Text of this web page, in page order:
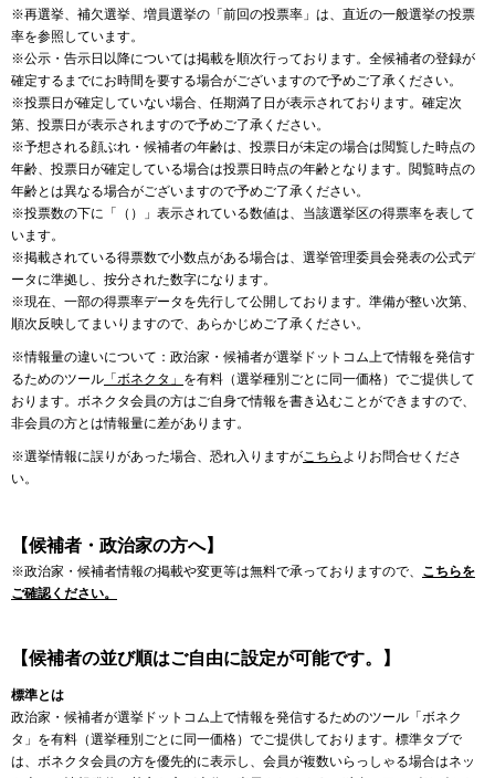
※再選挙、補欠選挙、増員選挙の「前回の投票率」は、直近の一般選挙の投票
率を参照しています。
※公示・告示日以降については掲載を順次行っております。全候補者の登録が
確定するまでにお時間を要する場合がございますので予めご了承ください。
※投票日が確定していない場合、任期満了日が表示されております。確定次
第、投票日が表示されますので予めご了承ください。
※予想される顔ぶれ・候補者の年齢は、投票日が未定の場合は閲覧した時点の
年齢、投票日が確定している場合は投票日時点の年齢となります。閲覧時点の
年齢とは異なる場合がございますので予めご了承ください。
※投票数の下に「（）」表示されている数値は、当該選挙区の得票率を表して
います。
※掲載されている得票数で小数点がある場合は、選挙管理委員会発表の公式デ
ータに準拠し、按分された数字になります。
※現在、一部の得票率データを先行して公開しております。準備が整い次第、
順次反映してまいりますので、あらかじめご了承ください。
※情報量の違いについて：政治家・候補者が選挙ドットコム上で情報を発信す
るためのツール 「ボネクタ」 を有料（選挙種別ごとに同一価格）でご提供して
おります。ボネクタ会員の方はご自身で情報を書き込むことができますので、
非会員の方とは情報量に差があります。
※選挙情報に誤りがあった場合、恐れ入りますがこちら よりお問合せくださ
い。
【候補者・政治家の方へ】
※政治家・候補者情報の掲載や変更等は無料で承っておりますので、 こちらを
ご確認ください。
【候補者の並び順はご自由に設定が可能です。】
標準とは
政治家・候補者が選挙ドットコム上で情報を発信するためのツール「ボネク
タ」を有料（選挙種別ごとに同一価格）でご提供しております。標準タブで
は、ボネクタ会員の方を優先的に表示し、会員が複数いらっしゃる場合はネッ